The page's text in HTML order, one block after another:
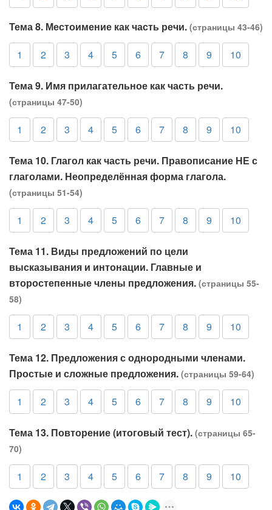
Тема 8. Местоимение как часть речи. (страницы 43-46)
1 2 3 4 5 6 7 8 9 10
Тема 9. Имя прилагательное как часть речи.
(страницы 47-50)
1 2 3 4 5 6 7 8 9 10
Тема 10. Глагол как часть речи. Правописание НЕ с
глаголами. Неопределённая форма глагола.
(страницы 51-54)
1 2 3 4 5 6 7 8 9 10
Тема 11. Виды предложений по цели
высказывания и интонации. Главные и
второстепенные члены предложения. (страницы 55-
58)
1 2 3 4 5 6 7 8 9 10
Тема 12. Предложения с однородными членами.
Простые и сложные предложения. (страницы 59-64)
1 2 3 4 5 6 7 8 9 10
Тема 13. Повторение (итоговый тест). (страницы 65-
70)
1 2 3 4 5 6 7 8 9 10